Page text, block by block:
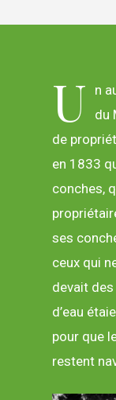
U
n
du
de
en 1833
conches,
ses
ceux qui
devait
d’eau
pour que
restent